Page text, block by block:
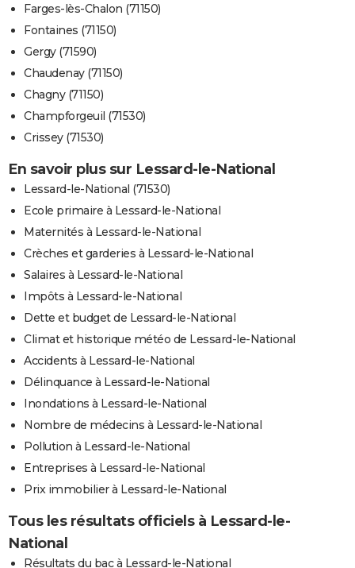
Farges-lès-Chalon (71150)
Fontaines (71150)
Gergy (71590)
Chaudenay (71150)
Chagny (71150)
Champforgeuil (71530)
Crissey (71530)
En savoir plus sur Lessard-le-National
Lessard-le-National (71530)
Ecole primaire à Lessard-le-National
Maternités à Lessard-le-National
Crèches et garderies à Lessard-le-National
Salaires à Lessard-le-National
Impôts à Lessard-le-National
Dette et budget de Lessard-le-National
Climat et historique météo de Lessard-le-National
Accidents à Lessard-le-National
Délinquance à Lessard-le-National
Inondations à Lessard-le-National
Nombre de médecins à Lessard-le-National
Pollution à Lessard-le-National
Entreprises à Lessard-le-National
Prix immobilier à Lessard-le-National
Tous les résultats officiels à Lessard-le-
National
Résultats du bac à Lessard-le-National